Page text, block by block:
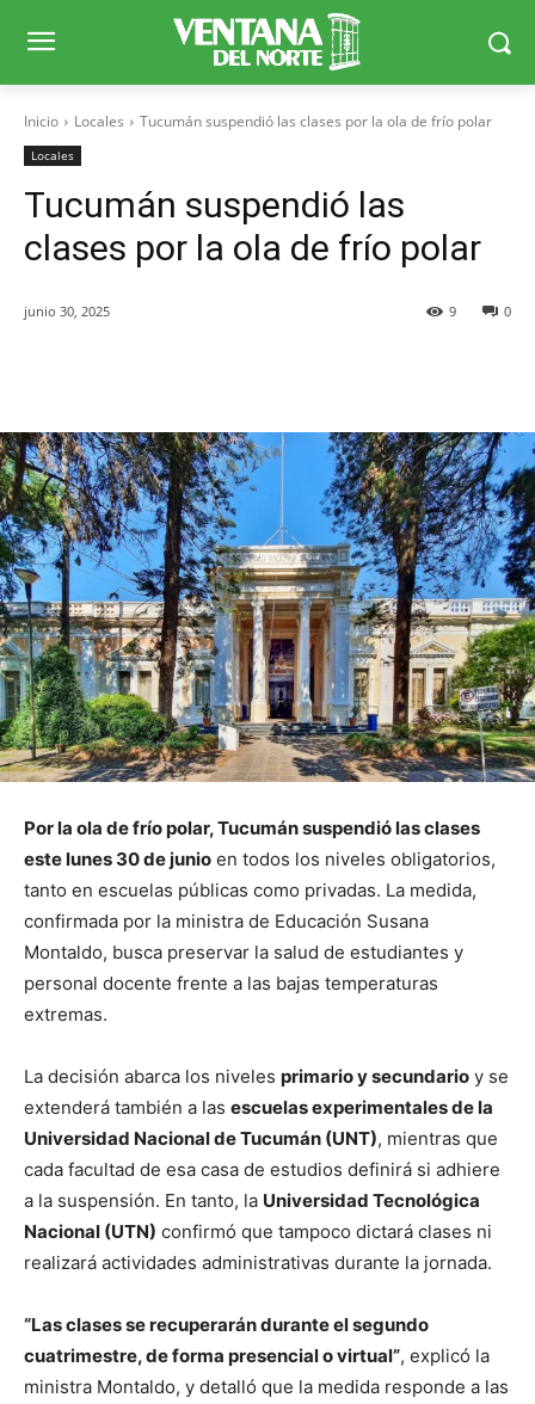
Inicio Locales Tucumán suspendió las clases por la ola de frío polar
Locales
Tucumán suspendió las
clases por la ola de frío polar
junio 30, 2025 0
9
Por la ola de frío polar, Tucumán suspendió las clases
este lunes 30 de junio en todos los niveles obligatorios,
tanto en escuelas públicas como privadas. La medida,
confirmada por la ministra de Educación Susana
Montaldo, busca preservar la salud de estudiantes y
personal docente frente a las bajas temperaturas
extremas.
La decisión abarca los niveles primario y secundario y se
extenderá también a las escuelas experimentales de la
Universidad Nacional de Tucumán (UNT), mientras que
cada facultad de esa casa de estudios definirá si adhiere
a la suspensión. En tanto, la Universidad Tecnológica
Nacional (UTN) confirmó que tampoco dictará clases ni
realizará actividades administrativas durante la jornada.
“Las clases se recuperarán durante el segundo
cuatrimestre, de forma presencial o virtual”, explicó la
ministra Montaldo, y detalló que la medida responde a las